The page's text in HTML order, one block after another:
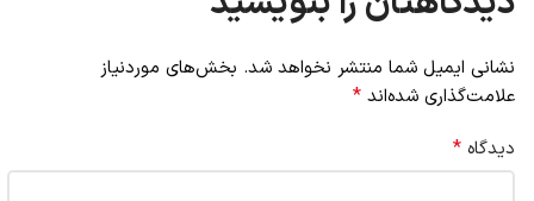
نشانی ایمیل شما منتشر نخواهد شد. بخش‌های موردنیاز
علامت‌گذاری شده‌اند *
دیدگاه *